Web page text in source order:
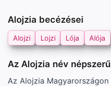
Alojzia becézései
Alojzi Lojzi Lója Alója
Az Alojzia név
Az Alojzia